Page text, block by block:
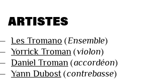
ARTISTES
Les Tromano (Ensemble)
Yorrick Troman (violon)
Daniel Troman (accordéon)
Yann Dubost (contrebasse)